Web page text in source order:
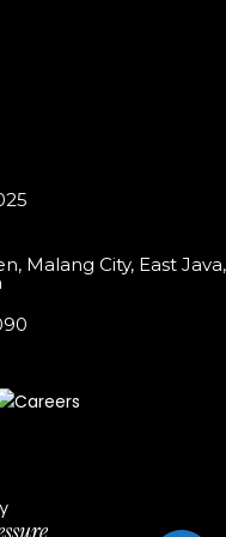
Malang City, East Java,